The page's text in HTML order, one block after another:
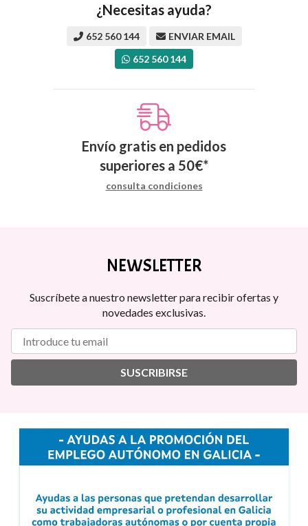
¿Necesitas ayuda?
652 560 144
ENVIAR EMAIL
652 560 144
Envío gratis en pedidos
superiores a 50€*
consulta condiciones
NEWSLETTER
Suscríbete a nuestro newsletter para recibir ofertas y
novedades exclusivas.
SUSCRIBIRSE